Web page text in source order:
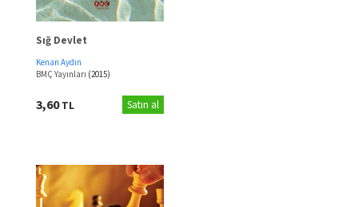
Sığ Devlet
Kenan Aydın
BMÇ Yayınları (2015)
3,60TL Satın al